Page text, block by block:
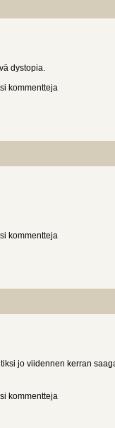
dystopia.
kommentteja
kommentteja
jo viidennen kerran
Nation
kommentteja